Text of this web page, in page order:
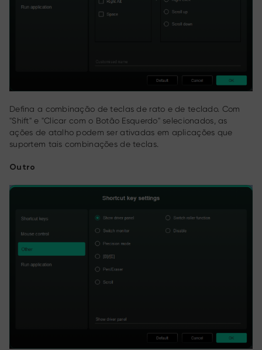
Defina a combinação de teclas de rato e de teclado. Com
"Shift" e "Clicar com o Botão Esquerdo" selecionados, as
ações de atalho podem ser ativadas em aplicações que
suportem tais combinações de teclas.
Outro